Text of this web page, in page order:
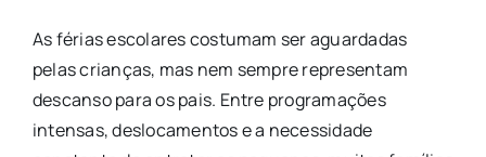
As férias escolares costumam ser aguardadas
pelas crianças, mas nem sempre representam
descanso para os pais. Entre programações
intensas, deslocamentos e a necessidade